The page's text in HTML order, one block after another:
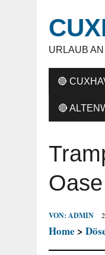
URLAUB
🔴
🔴
VON: ADMIN
Home >